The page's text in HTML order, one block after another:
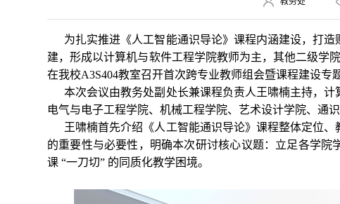
为扎实推进《人工智能通识导论》课程内涵建设，打
建，形成以计算机与软件工程学院教师为主，其他二级学
在我校A3S404教室召开首次跨专业教师组会暨课程建设专
本次会议由教务处副处长兼课程负责人王啸楠主持，
电气与电子工程学院、机械工程学院、艺术设计学院、通
王啸楠首先介绍《人工智能通识导论》课程整体定位
的重要性与必要性，明确本次研讨核心议题：立足各学
课 “一刀切” 的同质化教学困境。